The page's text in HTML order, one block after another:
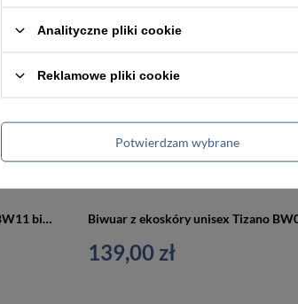
Aktówka z eko skóry unisex Tizano BW11 biwuar na dokumenty A4 czarna
139,00 zł
Analityczne pliki cookie
Reklamowe pliki cookie
Potwierdzam wybrane